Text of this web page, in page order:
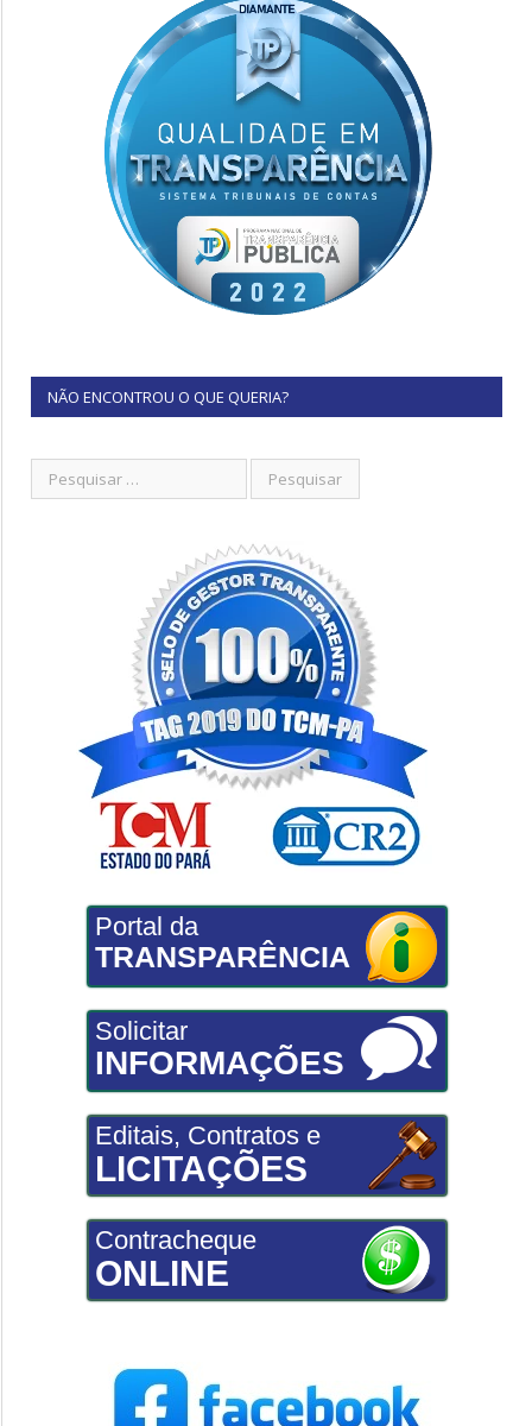
NÃO ENCONTROU O QUE QUERIA?
Portal da
TRANSPARÊNCIA
Solicitar
INFORMAÇÕES
Editais, Contratos e
LICITAÇÕES
Contracheque
ONLINE